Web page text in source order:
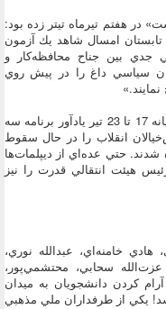
در هفتم تيرماه تيتر زده بود:
تابستان امسال شاهد يك آزمون
جدي بين جناح محافظه‌كار و
سياسي داغ را در پيش روي
برنامه‌ريزي‌ آن طرف آبي‌ها براي وقايع 6روزه ميانه 17 تا 23 تير يادآور برنامه سه
انقلاب را در حال سقوط
شدند. حتي عده‌اي از ديپلمات‌ها
هيئت انتقالي قدرت را نيز
خامنه‌اي، عبدالله نوري،
سحابي، محتشمي‌پور،
كردن دانشجويان به ميدان
يكي از طرفداران ملي مذهبي